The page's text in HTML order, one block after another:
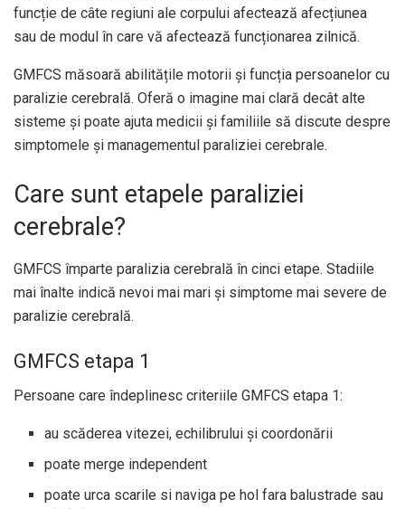
funcție de câte regiuni ale corpului afectează afecțiunea
sau de modul în care vă afectează funcționarea zilnică.
GMFCS măsoară abilitățile motorii și funcția persoanelor cu
paralizie cerebrală. Oferă o imagine mai clară decât alte
sisteme și poate ajuta medicii și familiile să discute despre
simptomele și managementul paraliziei cerebrale.
Care sunt etapele paraliziei
cerebrale?
GMFCS împarte paralizia cerebrală în cinci etape. Stadiile
mai înalte indică nevoi mai mari și simptome mai severe de
paralizie cerebrală.
GMFCS etapa 1
Persoane care îndeplinesc criteriile GMFCS etapa 1:
au scăderea vitezei, echilibrului și coordonării
poate merge independent
poate urca scarile si naviga pe hol fara balustrade sau